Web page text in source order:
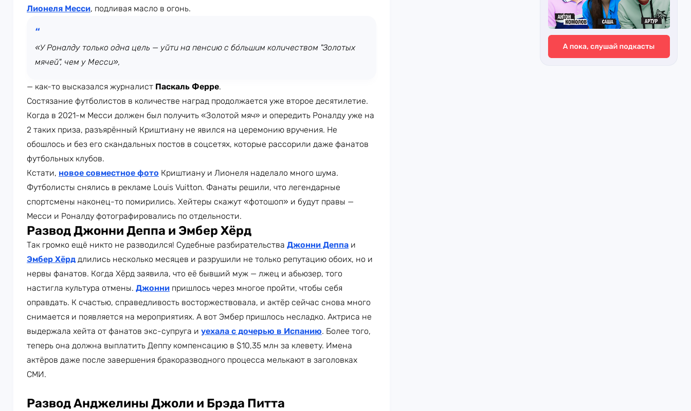
Лионеля Месси, подливая масло в огонь.
«У Роналду только одна цель — уйти на пенсию с бо́льшим количеством "Золотых
мячей", чем у Месси»,
— как-то высказался журналист Паскаль Ферре.
Состязание футболистов в количестве наград продолжается уже второе десятилетие.
Когда в 2021-м Месси должен был получить «Золотой мяч» и опередить Роналду уже на
2 таких приза, разъярённый Криштиану не явился на церемонию вручения. Не
обошлось и без его скандальных постов в соцсетях, которые рассорили даже фанатов
футбольных клубов.
Кстати, новое совместное фото Криштиану и Лионеля наделало много шума.
Футболисты снялись в рекламе Louis Vuitton. Фанаты решили, что легендарные
спортсмены наконец-то помирились. Хейтеры скажут «фотошоп» и будут правы —
Месси и Роналду фотографировались по отдельности.
Развод Джонни Деппа и Эмбер Хёрд
Так громко ещё никто не разводился! Судебные разбирательства Джонни Деппа и
Эмбер Хёрд длились несколько месяцев и разрушили не только репутацию обоих, но и
нервы фанатов. Когда Хёрд заявила, что её бывший муж — лжец и абьюзер, того
настигла культура отмены. Джонни пришлось через многое пройти, чтобы себя
оправдать. К счастью, справедливость восторжествовала, и актёр сейчас снова много
снимается и появляется на мероприятиях. А вот Эмбер пришлось несладко. Актриса не
выдержала хейта от фанатов экс-супруга и уехала с дочерью в Испанию. Более того,
теперь она должна выплатить Деппу компенсацию в $10,35 млн за клевету. Имена
актёров даже после завершения бракоразводного процесса мелькают в заголовках
СМИ.
Развод Анджелины Джоли и Брэда Питта